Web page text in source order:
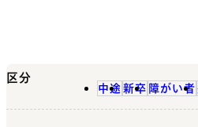
区分
中途 新卒 障がい者